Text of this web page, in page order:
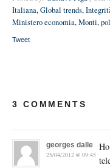
Italiana,Global trends,
Ministero economia,Monti,
Tweet
3 COMMENTS
georges dalle
25/04/2012 @ 09:45